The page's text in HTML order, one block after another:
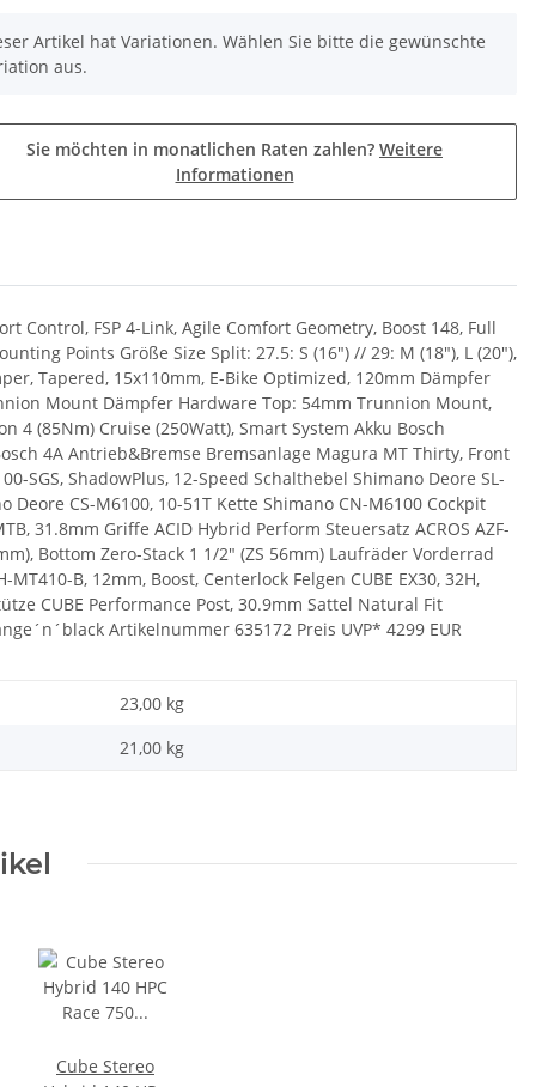
Artikel hat Variationen. Wählen Sie bitte die gewünschte
aus.
Sie möchten in monatlichen Raten zahlen? Weitere
Informationen
Control, FSP 4-Link, Agile Comfort Geometry, Boost 148, Full
Points Größe Size Split: 27.5: S (16") // 29: M (18"), L (20"),
Tapered, 15x110mm, E-Bike Optimized, 120mm Dämpfer
Mount Dämpfer Hardware Top: 54mm Trunnion Mount,
4 (85Nm) Cruise (250Watt), Smart System Akku Bosch
4A Antrieb&Bremse Bremsanlage Magura MT Thirty, Front
SGS, ShadowPlus, 12-Speed Schalthebel Shimano Deore SL-
CS-M6100, 10-51T Kette Shimano CN-M6100 Cockpit
31.8mm Griffe ACID Hybrid Perform Steuersatz ACROS AZF-
Bottom Zero-Stack 1 1/2" (ZS 56mm) Laufräder Vorderrad
B, 12mm, Boost, Centerlock Felgen CUBE EX30, 32H,
CUBE Performance Post, 30.9mm Sattel Natural Fit
Artikelnummer 635172 Preis UVP* 4299 EUR
23,00 kg
21,00 kg
Cube Stereo